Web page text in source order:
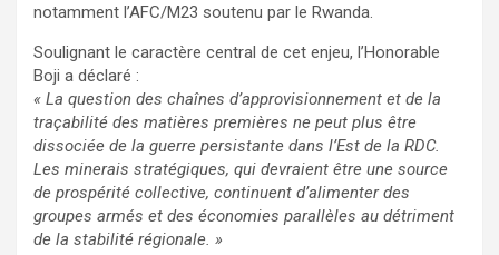
notamment l’AFC/M23 soutenu par le Rwanda.
Soulignant le caractère central de cet enjeu, l’Honorable
Boji a déclaré :
« La question des chaînes d’approvisionnement et de la
traçabilité des matières premières ne peut plus être
dissociée de la guerre persistante dans l’Est de la RDC.
Les minerais stratégiques, qui devraient être une source
de prospérité collective, continuent d’alimenter des
groupes armés et des économies parallèles au détriment
de la stabilité régionale. »